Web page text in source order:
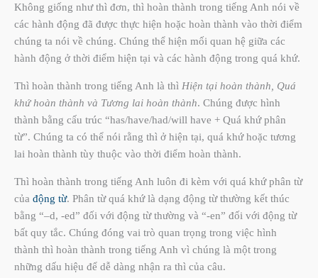
Không giống như thì đơn, thì hoàn thành trong tiếng Anh nói về
các hành động đã được thực hiện hoặc hoàn thành vào thời điểm
chúng ta nói về chúng. Chúng thể hiện mối quan hệ giữa các
hành động ở thời điểm hiện tại và các hành động trong quá khứ.
Thì hoàn thành trong tiếng Anh là thì Hiện tại hoàn thành, Quá
khứ hoàn thành và Tương lai hoàn thành. Chúng được hình
thành bằng cấu trúc “has/have/had/will have + Quá khứ phân
từ”. Chúng ta có thể nói rằng thì ở hiện tại, quá khứ hoặc tương
lai hoàn thành tùy thuộc vào thời điểm hoàn thành.
Thì hoàn thành trong tiếng Anh luôn đi kèm với quá khứ phân từ
của động từ. Phân từ quá khứ là dạng động từ thường kết thúc
bằng “–d, -ed” đối với động từ thường và “-en” đối với động từ
bất quy tắc. Chúng đóng vai trò quan trọng trong việc hình
thành thì hoàn thành trong tiếng Anh vì chúng là một trong
những dấu hiệu để dễ dàng nhận ra thì của câu.